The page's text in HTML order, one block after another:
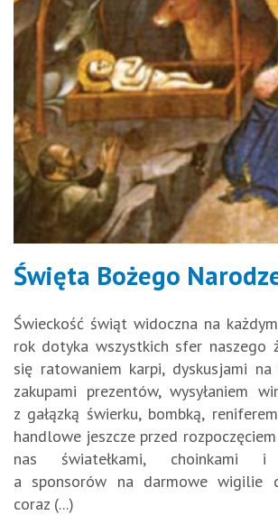
Święta Bożego
Świeckość świąt widoczna na
rok dotyka wszystkich sfer naszego
się ratowaniem karpi, dyskusjami
zakupami prezentów, wysyłaniem
z gałązką świerku, bombką,
handlowe jeszcze przed
nas światełkami, choinkami i
a sponsorów na darmowe wigilie
coraz (...)